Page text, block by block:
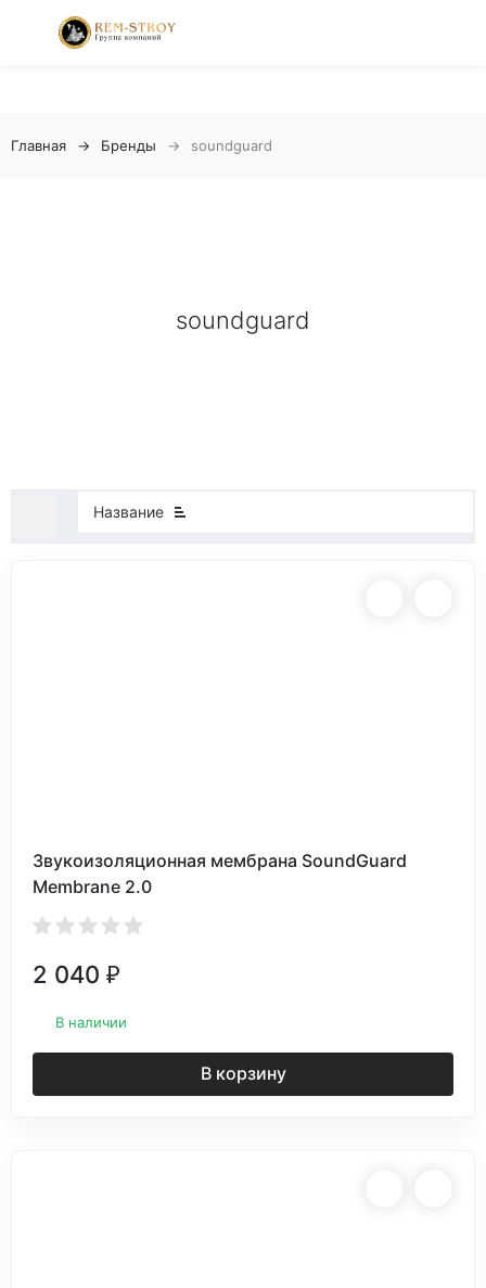
Главная Бренды soundguard
soundguard
Название
Звукоизоляционная мембрана SoundGuard
Membranе 2.0
2 040 ₽
В наличии
В корзину